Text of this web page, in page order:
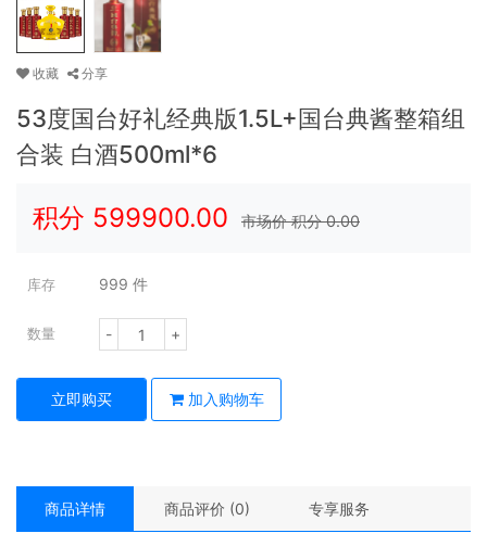
收藏 分享
53度国台好礼经典版1.5L+国台典酱整箱组
合装 白酒500ml*6
积分 599900.00 市场价 积分0.00
库存 999 件
数量 - +
立即购买 加入购物车
商品详情 商品评价 (0) 专享服务